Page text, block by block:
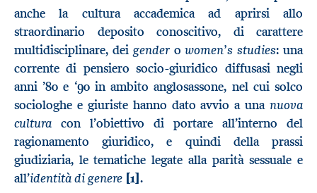
anche la cultura accademica ad aprirsi allo
straordinario deposito conoscitivo, di carattere
multidisciplinare, dei genderowomen’s studies: una
corrente di pensiero socio-giuridico diffusasi negli
anni ’80 e ‘90 in ambito anglosassone, nel cui solco
sociologhe e giuriste hanno dato avvio a una nuova
cultura con l’obiettivo di portare all’interno del
ragionamento giuridico, e quindi della prassi
giudiziaria, le tematiche legate alla parità sessuale e
all’identità di genere [1].